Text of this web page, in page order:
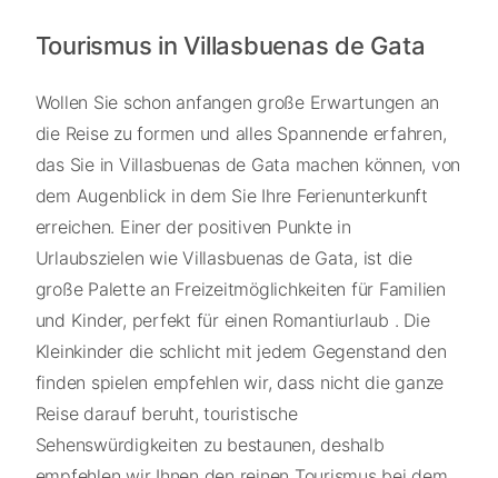
Tourismus in Villasbuenas de Gata
Wollen Sie schon anfangen große Erwartungen an
die Reise zu formen und alles Spannende erfahren,
das Sie in Villasbuenas de Gata machen können, von
dem Augenblick in dem Sie Ihre Ferienunterkunft
erreichen. Einer der positiven Punkte in
Urlaubszielen wie Villasbuenas de Gata, ist die
große Palette an Freizeitmöglichkeiten für Familien
und Kinder, perfekt für einen Romantiurlaub . Die
Kleinkinder die schlicht mit jedem Gegenstand den
finden spielen empfehlen wir, dass nicht die ganze
Reise darauf beruht, touristische
Sehenswürdigkeiten zu bestaunen, deshalb